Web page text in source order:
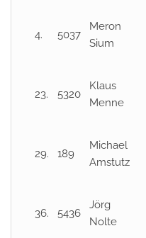
4. 5037
Meron
Sium
23. 5320
Klaus
Menne
29. 189
Michael
Amstutz
36. 5436
Jörg
Nolte